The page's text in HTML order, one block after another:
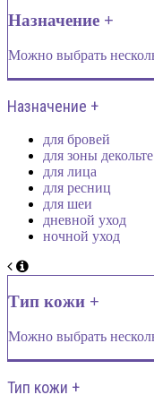
Назначение +
Можно выбрать
Назначение +
для бровей
для зоны декольте
для лица
для ресниц
для шеи
дневной уход
ночной уход
Тип кожи +
Можно выбрать
Тип кожи +